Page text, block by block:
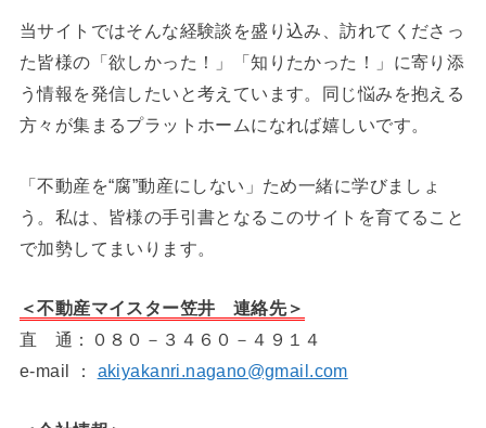
当サイトではそんな経験談を盛り込み、訪れてくださっ
た皆様の「欲しかった！」「知りたかった！」に寄り添
う情報を発信したいと考えています。同じ悩みを抱える
方々が集まるプラットホームになれば嬉しいです。
「不動産を“腐”動産にしない」ため一緒に学びましょ
う。私は、皆様の手引書となるこのサイトを育てること
で加勢してまいります。
＜不動産マイスター笠井 連絡先＞
直 通：０８０－３４６０－４９１４
e-mail ： akiyakanri.nagano@gmail.com